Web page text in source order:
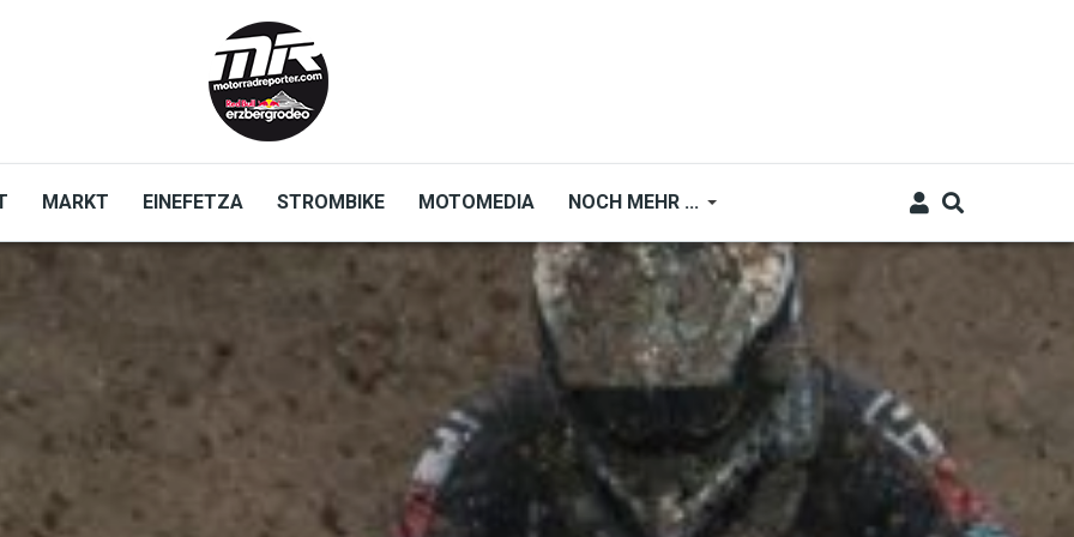
MARKT EINEFETZA STROMBIKE MOTOMEDIA NOCH MEHR ...